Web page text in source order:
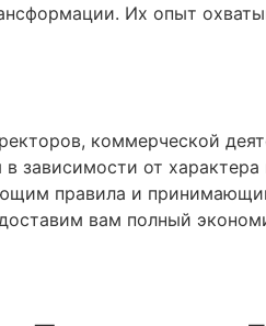
Их опыт
коммерческой
зависимости от
правила и
вам полный